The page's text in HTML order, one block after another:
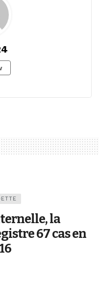
la
67 cas en